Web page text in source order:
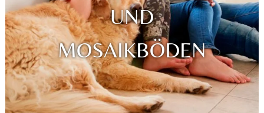
UND
MOSAIKBÖDEN